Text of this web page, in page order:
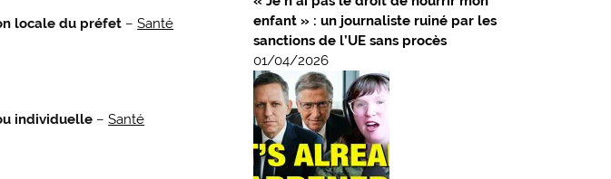
locale du préfet –Santé
individuelle –Santé
enfant » : un journaliste ruiné par les
sanctions de l’UE sans procès
01/04/2026